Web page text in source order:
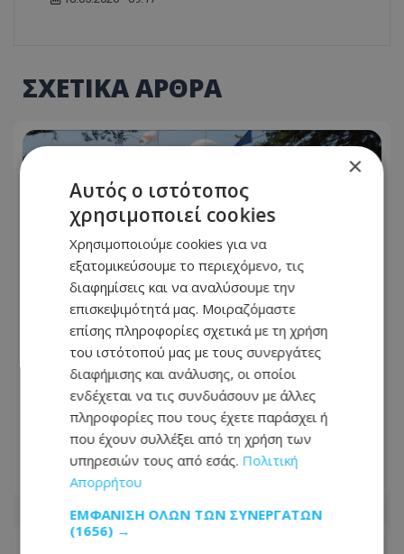
ΣΧΕΤΙΚΑ ΑΡΘΡΑ
Η προεδρική μάχη άρχισε- Το μεγάλο
παζλ των συμμαχιών και η
μετακίνηση των κομματικών
ισορροπιών
09.08.2026 - 07:18
×
Αυτός ο ιστότοπος
χρησιμοποιεί cookies
Χρησιμοποιούμε cookies για να
εξατομικεύσουμε το περιεχόμενο, τις
διαφημίσεις και να αναλύσουμε την
επισκεψιμότητά μας. Μοιραζόμαστε
επίσης πληροφορίες σχετικά με τη χρήση
του ιστότοπού μας με τους συνεργάτες
διαφήμισης και ανάλυσης, οι οποίοι
ενδέχεται να τις συνδυάσουν με άλλες
πληροφορίες που τους έχετε παράσχει ή
που έχουν συλλέξει από τη χρήση των
υπηρεσιών τους από εσάς. Πολιτική
Απορρήτου
ΕΜΦΆΝΙΣΗ ΌΛΩΝ ΤΩΝ ΣΥΝΕΡΓΑΤΏΝ
(1656) →